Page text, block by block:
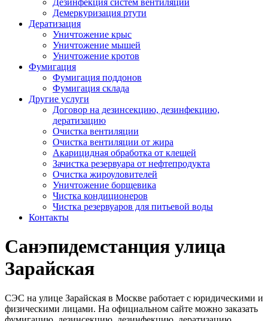
Дезинфекция систем вентиляции
Демеркуризация ртути
Дератизация
Уничтожение крыс
Уничтожение мышей
Уничтожение кротов
Фумигация
Фумигация поддонов
Фумигация склада
Другие услуги
Договор на дезинсекцию, дезинфекцию,
дератизацию
Очистка вентиляции
Очистка вентиляции от жира
Акарицидная обработка от клещей
Зачистка резервуара от нефтепродукта
Очистка жироуловителей
Уничтожение борщевика
Чистка кондиционеров
Чистка резервуаров для питьевой воды
Контакты
Санэпидемстанция улица
Зарайская
СЭС на улице Зарайская в Москве работает с юридическими и
физическими лицами. На официальном сайте можно заказать